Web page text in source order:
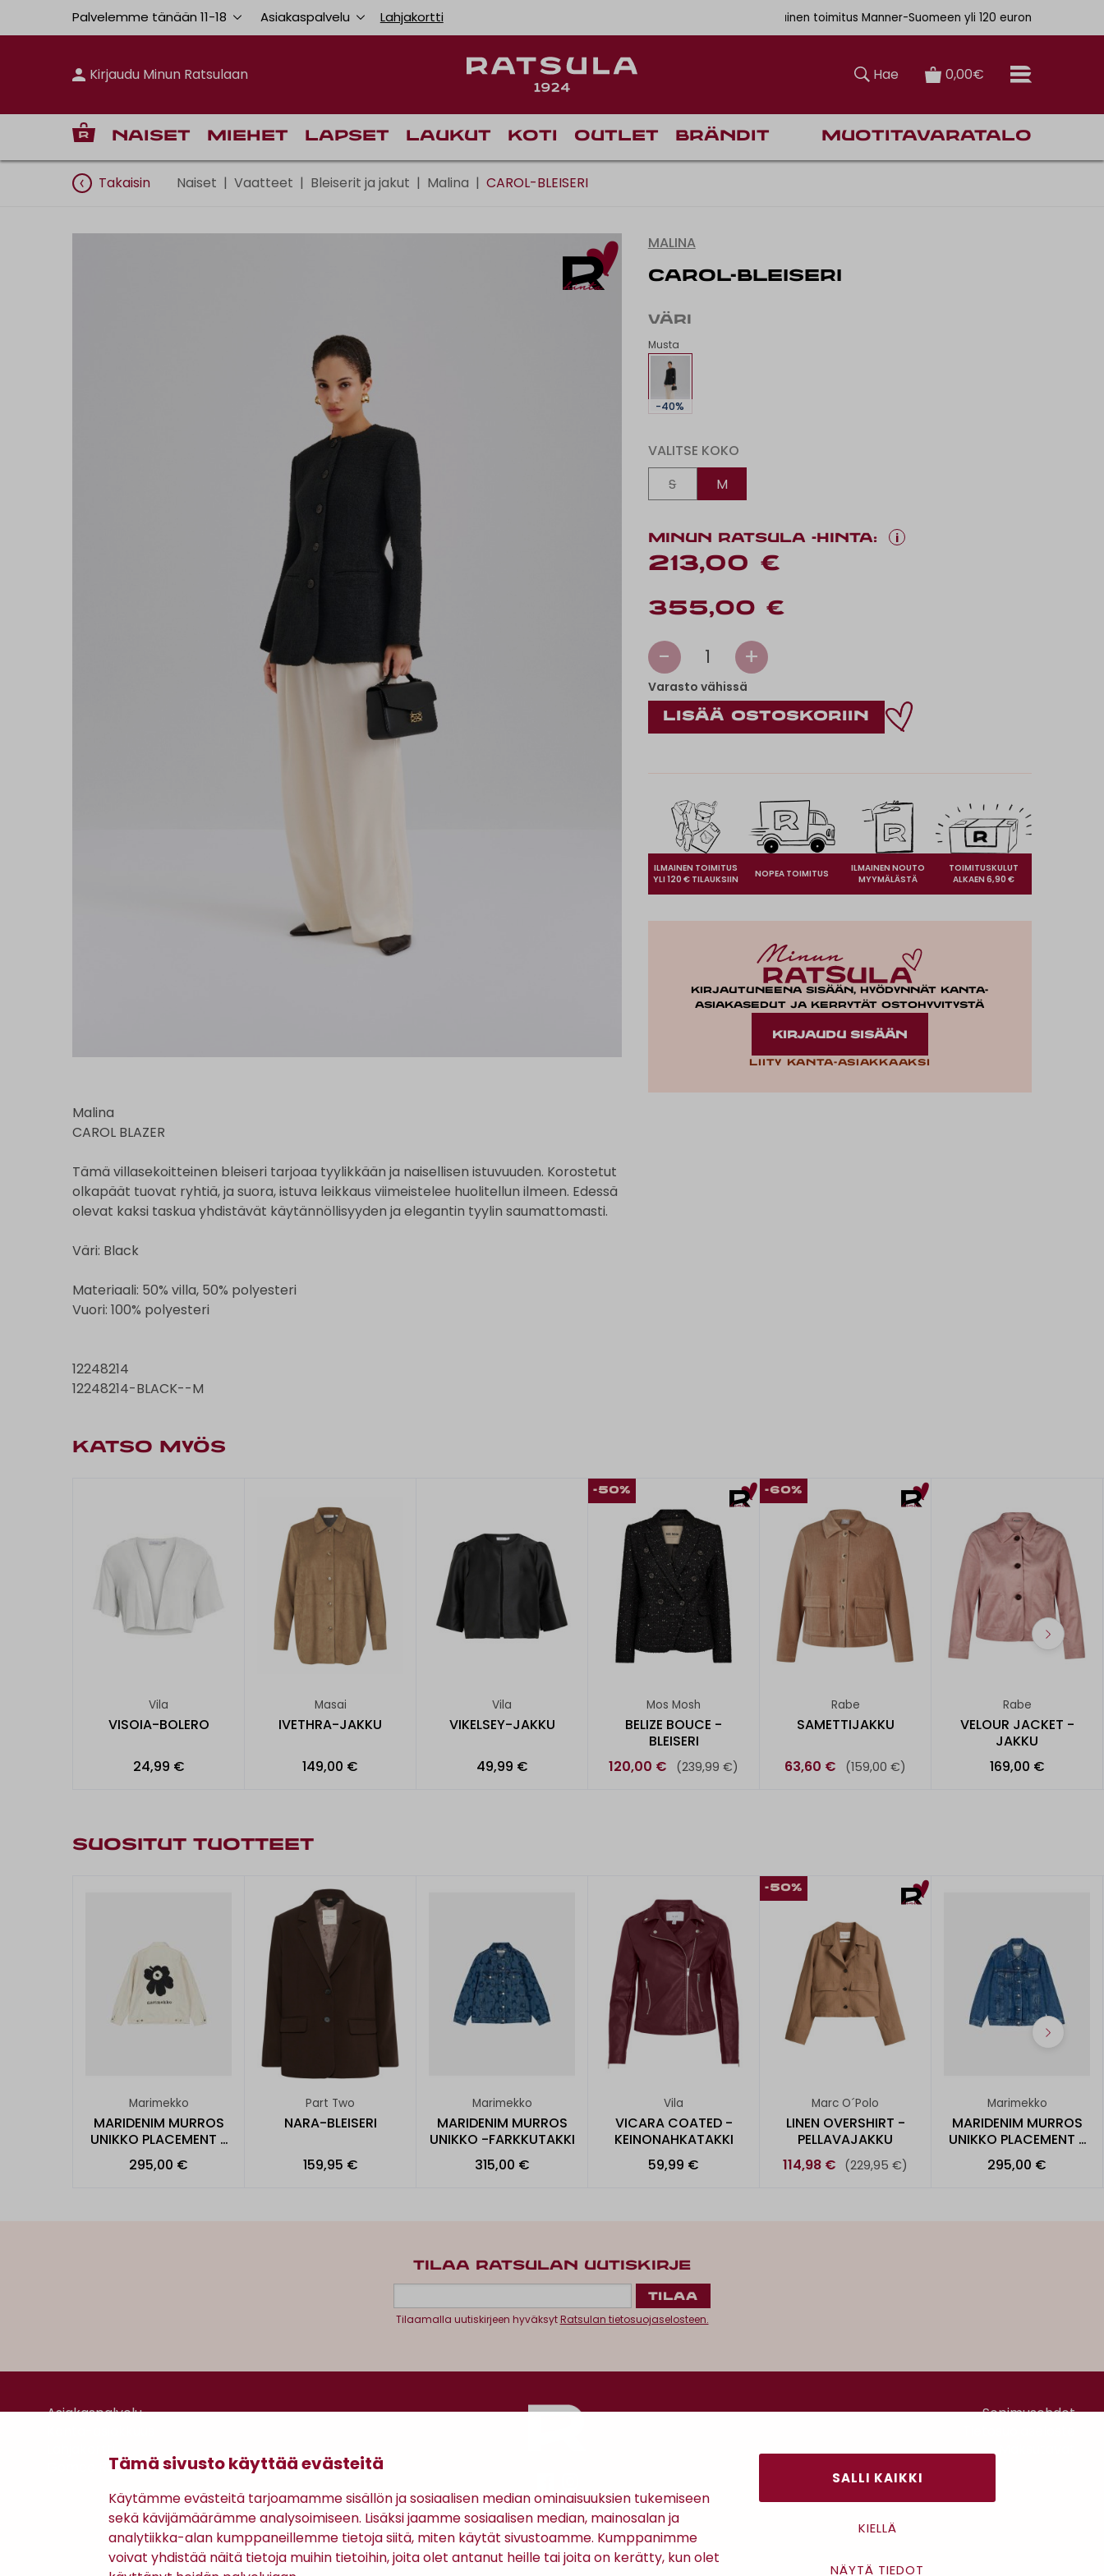
Tämä sivusto käyttää evästeitä
Käytämme evästeitä tarjoamamme sisällön ja sosiaalisen median ominaisuuksien tukemiseen
sekä kävijämäärämme analysoimiseen. Lisäksi jaamme sosiaalisen median, mainosalan ja
analytiikka-alan kumppaneillemme tietoja siitä, miten käytät sivustoamme. Kumppanimme
voivat yhdistää näitä tietoja muihin tietoihin, joita olet antanut heille tai joita on kerätty, kun olet
SALLI KAIKKI
KIELLÄ
NÄYTÄ TIEDOT
Palvelemme tänään 11-18 Asiakaspalvelu Lahjakortti Ilmainen toimitus Manner-Suomeen yli 120 euron tilauksiin
Kirjaudu Minun Ratsulaan Hae 0,00€
Naiset Miehet Lapset Laukut Koti Outlet Brändit Muotitavaratalo
Takaisin Naiset | Vaatteet | Bleiserit ja jakut | Malina | CAROL-BLEISERI
Malina
CAROL BLAZER
Tämä villasekoitteinen bleiseri tarjoaa tyylikkään ja naisellisen istuvuuden. Korostetut
olkapäät tuovat ryhtiä, ja suora, istuva leikkaus viimeistelee huolitellun ilmeen. Edessä
olevat kaksi taskua yhdistävät käytännöllisyyden ja elegantin tyylin saumattomasti.
Väri: Black
Materiaali: 50% villa, 50% polyesteri
Vuori: 100% polyesteri
12248214
12248214-BLACK--M
MALINA
CAROL-BLEISERI
VÄRI
Musta
-40%
VALITSE KOKO
S
M
MINUN RATSULA -HINTA: i
213,00 €
355,00 €
- 1 +
Varasto vähissä
ILMAINEN TOIMITUS
YLI 120 € TILAUKSIIN
NOPEA TOIMITUS
ILMAINEN NOUTO
MYYMÄLÄSTÄ
TOIMITUSKULUT
ALKAEN 6,90 €
Kirjautuneena sisään, hyödynnät kanta-
asiakasedut ja kerrytät ostohyvitystä
KIRJAUDU SISÄÄN
Liity kanta-asiakkaaksi
KATSO MYÖS
Vila
VISOIA-BOLERO
24,99 €
Masai
IVETHRA-JAKKU
149,00 €
Vila
VIKELSEY-JAKKU
49,99 €
-50%
Mos Mosh
BELIZE BOUCE -
BLEISERI
120,00 €
(239,99 €)
-60%
Rabe
SAMETTIJAKKU
63,60 € (159,00 €)
Rabe
VELOUR JACKET -
JAKKU
169,00 €
SUOSITUT TUOTTEET
Marimekko
MARIDENIM MURROS
UNIKKO PLACEMENT -
FARKKUTAKKI
295,00 €
Part Two
NARA-BLEISERI
159,95 €
Marimekko
MARIDENIM MURROS
UNIKKO -FARKKUTAKKI
315,00 €
Vila
VICARA COATED -
KEINONAHKATAKKI
59,99 €
-50%
Marc O´Polo
LINEN OVERSHIRT -
PELLAVAJAKKU
114,98 € (229,95 €)
Marimekko
MARIDENIM MURROS
UNIKKO PLACEMENT -
FARKK
295,00 €
TILAA RATSULAN UUTISKIRJE
Tilaamalla uutiskirjeen hyväksytRatsulan tietosuojaselosteen.
Asiakaspalvelu
Gomee Ratsula Café
Antinkatu 17, 28100 Pori
Sopimusehdot